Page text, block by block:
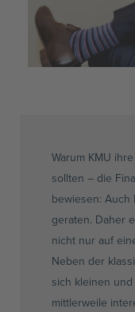
Warum KMU
sollten – die
bewiesen: Auch
geraten. Daher
nicht nur auf
Neben der
sich kleinen
mittlerweile